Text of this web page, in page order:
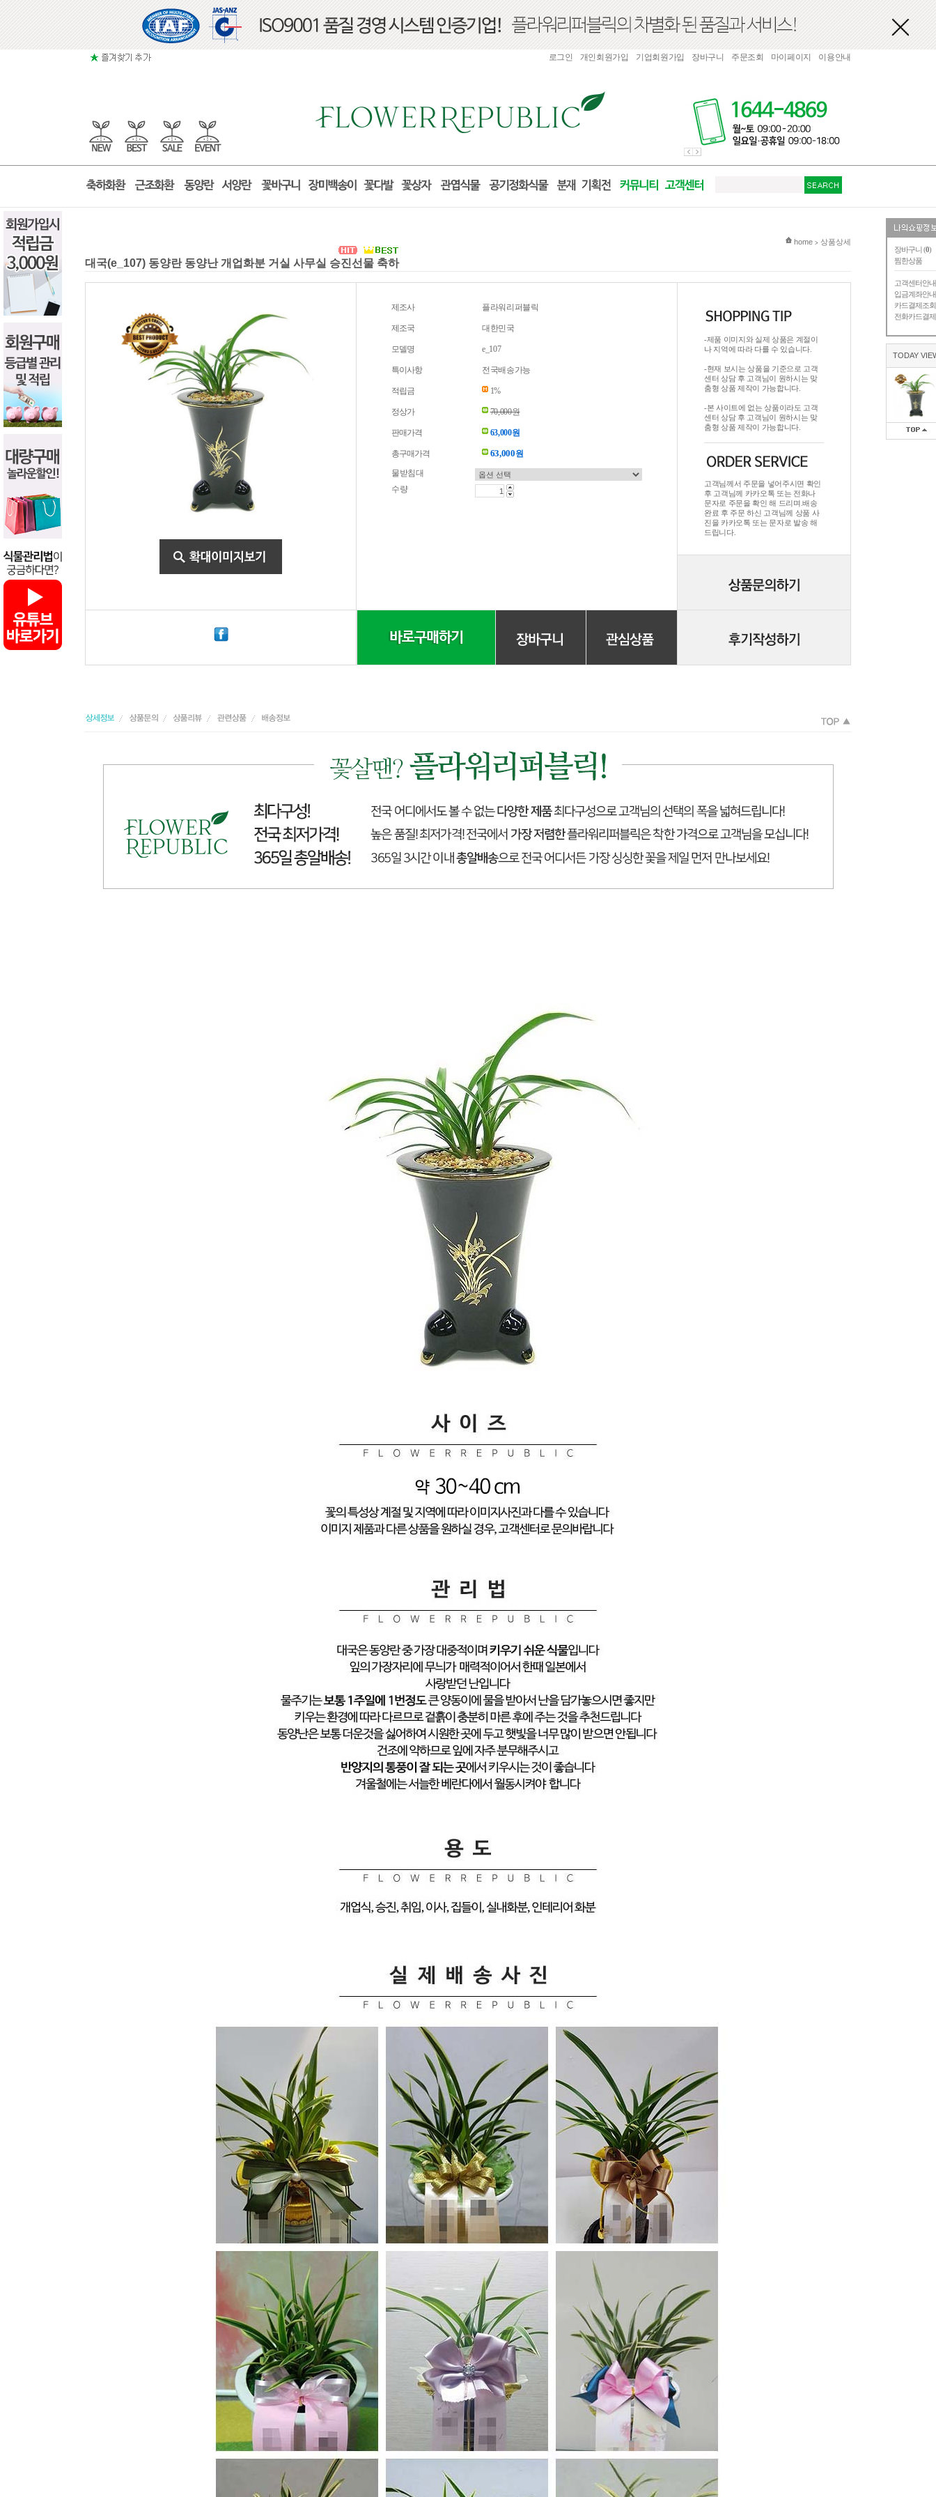
장바구니 (0)
찜한상품
고객센터안내
입금계좌안내
카드결제조회
전화카드결제
TODAY
로그인 개인회원가입 기업회원가입 장바구니 주문조회 마이페이지 이용안내
현재 위치
home > 상품상세
대국(e_107) 동양란 동양난 개업화분 거실 사무실 승진선물 축하
제조사 플라워리퍼블릭
제조국 대한민국
모델명 e_107
특이사항 전국배송가능
적립금 1%
정상가 70,000원
판매가격 63,000원
총구매가격 63,000원
물받침대
수량
-제품 이미지와 실제 상품은 계절이
나 지역에 따라 다를 수 있습니다.
-현재 보시는 상품을 기준으로 고객
센터 상담 후 고객님이 원하시는 맞
춤형 상품 제작이 가능합니다.
-본 사이트에 없는 상품이라도 고객
센터 상담 후 고객님이 원하시는 맞
춤형 상품 제작이 가능합니다.
고객님께서 주문을 넣어주시면 확인
후 고객님께 카카오톡 또는 전화나
문자로 주문을 확인 해 드리며.배송
완료 후 주문 하신 고객님께 상품 사
진을 카카오톡 또는 문자로 발송 해
드립니다.